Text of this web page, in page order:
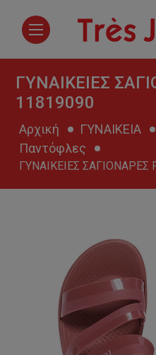
ΓΥΝΑΙΚΕΙΕΣ
11819090
Αρχική ΓΥΝΑΙΚΕΙΑ
Παντόφλες
ΓΥΝΑΙΚΕΙΕΣ ΣΑΓΙΟΝΑΡΕΣ